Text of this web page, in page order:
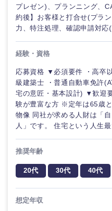
大分県
鹿児島県
プレゼン)、プランニング、
約後】お客様と打合せ(プラ
力、特注処理、確認申請対応
経験・資格
応募資格 ▼必須要件 ・高卒
級建築士 ・普通自動車免許
宅の意匠・基本設計) ▼歓迎
験が豊富な方 ※定年は65歳
物像 同社が求める人財は「
人」です。 住宅という人生最
推奨年齢
20代 30代 40代
想定年収